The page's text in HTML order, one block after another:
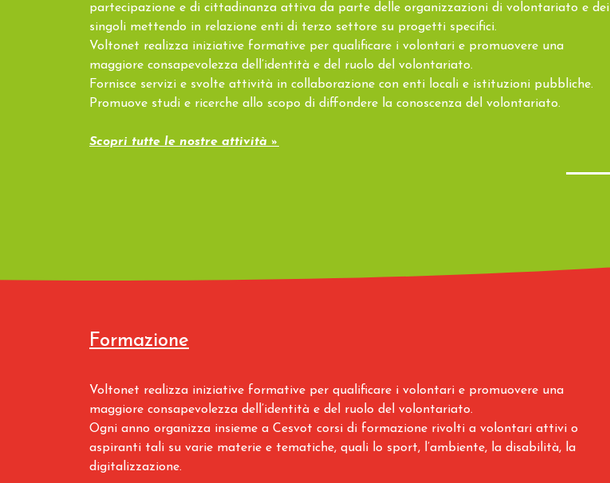
partecipazione e di cittadinanza attiva da parte delle organizzazioni di volontariato e dei
singoli mettendo in relazione enti di terzo settore su progetti specifici.
Voltonet realizza iniziative formative per qualificare i volontari e promuovere una
maggiore consapevolezza dell’identità e del ruolo del volontariato.
Fornisce servizi e svolte attività in collaborazione con enti locali e istituzioni pubbliche.
Promuove studi e ricerche allo scopo di diffondere la conoscenza del volontariato.
Scopri tutte le nostre attività »
Formazione
Voltonet realizza iniziative formative per qualificare i volontari e promuovere una
maggiore consapevolezza dell’identità e del ruolo del volontariato.
Ogni anno organizza insieme a Cesvot corsi di formazione rivolti a volontari attivi o
aspiranti tali su varie materie e tematiche, quali lo sport, l’ambiente, la disabilità, la
digitalizzazione.